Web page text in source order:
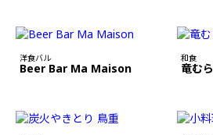
洋食バル
Beer Bar Ma Maison
和食
竜むら